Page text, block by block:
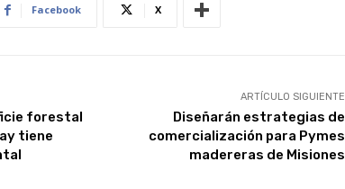
Facebook X
forestal
tiene
ARTÍCULO SIGUIENTE
Diseñarán estrategias de
comercialización para Pymes
madereras de Misiones